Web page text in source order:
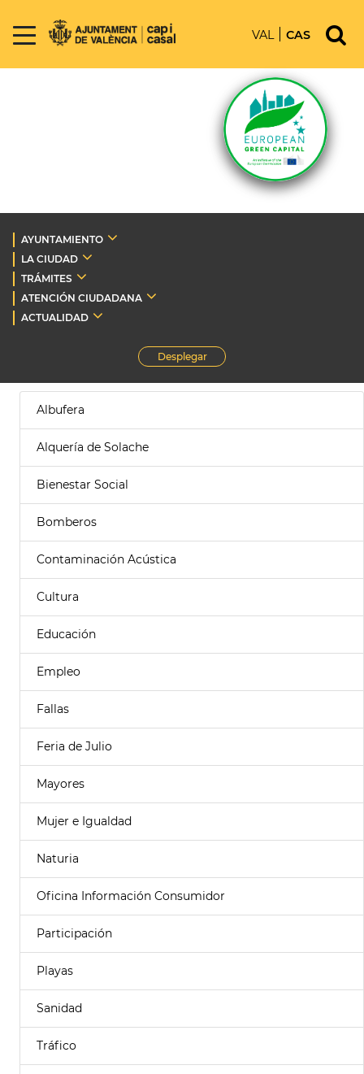
VAL CAS
AYUNTAMIENTO
LA CIUDAD
TRÁMITES
ATENCIÓN CIUDADANA
ACTUALIDAD
Desplegar
Albufera
Alquería de Solache
Bienestar Social
Bomberos
Contaminación Acústica
Cultura
Educación
Empleo
Fallas
Feria de Julio
Mayores
Mujer e Igualdad
Naturia
Oficina Información Consumidor
Participación
Playas
Sanidad
Tráfico